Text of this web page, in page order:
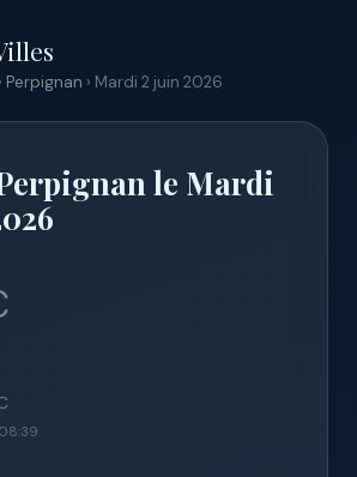
› Perpignan › Mardi 2 juin 2026
le Mardi